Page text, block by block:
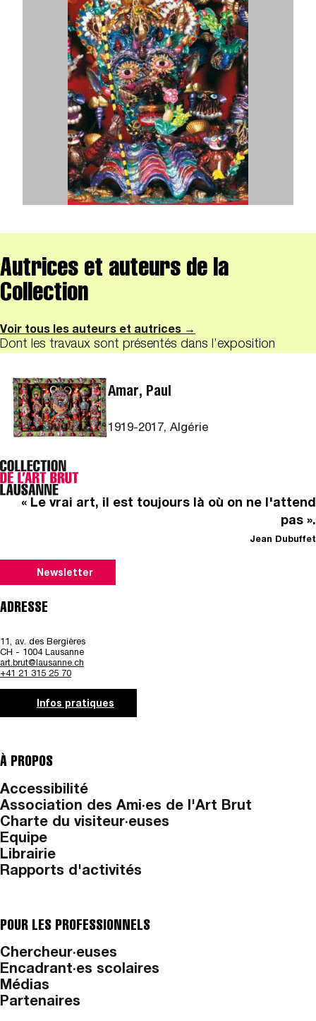
Autrices et auteurs de la
Collection
Voir tous les auteurs et autrices →
Dont les travaux sont présentés dans l’exposition
Amar, Paul
1919-2017, Algérie
« Le vrai art, il est toujours là où on ne l'attend
pas ».
Jean Dubuffet
Newsletter
ADRESSE
11, av. des Bergières
CH - 1004 Lausanne
art.brut@lausanne.ch
+41 21 315 25 70
Infos pratiques
À PROPOS
Accessibilité
Association des Ami·es de l'Art Brut
Charte du visiteur·euses
Equipe
Librairie
Rapports d'activités
POUR LES PROFESSIONNELS
Chercheur·euses
Encadrant·es scolaires
Médias
Partenaires